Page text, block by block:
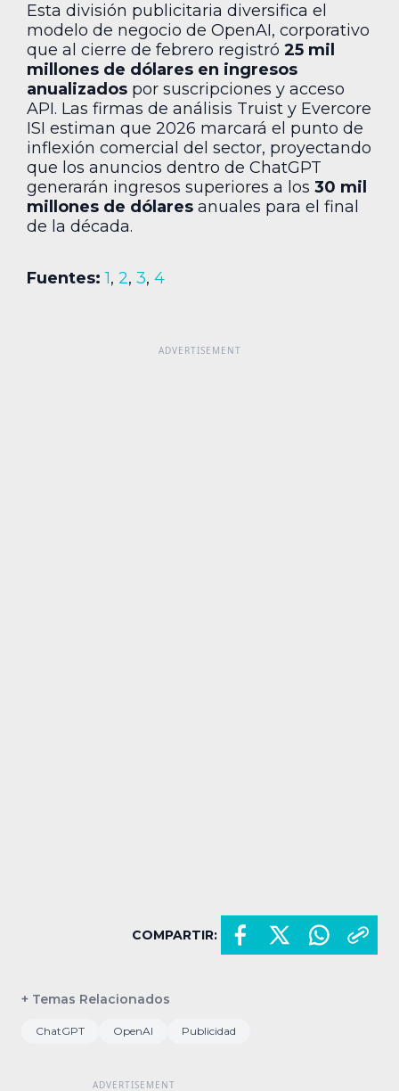
Esta división publicitaria diversifica el
modelo de negocio de OpenAI, corporativo
que al cierre de febrero registró 25 mil
millones de dólares en ingresos
anualizados por suscripciones y acceso
API. Las firmas de análisis Truist y Evercore
ISI estiman que 2026 marcará el punto de
inflexión comercial del sector, proyectando
que los anuncios dentro de ChatGPT
generarán ingresos superiores a los 30 mil
millones de dólares anuales para el final
de la década.
Fuentes: 1, 2, 3, 4
COMPARTIR:
+ Temas Relacionados
ChatGPT OpenAI Publicidad